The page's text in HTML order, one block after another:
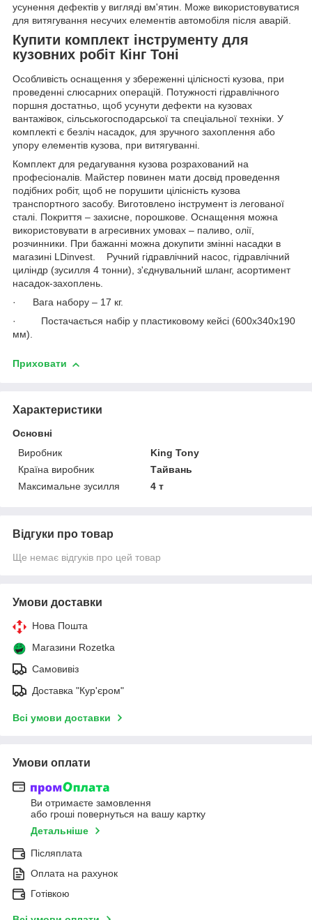
усунення дефектів у вигляді вм'ятин. Може використовуватися
для витягування несучих елементів автомобіля після аварій.
Купити комплект інструменту для
кузовних робіт Кінг Тоні
Особливість оснащення у збереженні цілісності кузова, при
проведенні слюсарних операцій. Потужності гідравлічного
поршня достатньо, щоб усунути дефекти на кузовах
вантажівок, сільськогосподарської та спеціальної техніки. У
комплекті є безліч насадок, для зручного захоплення або
упору елементів кузова, при витягуванні.
Комплект для редагування кузова розрахований на
професіоналів. Майстер повинен мати досвід проведення
подібних робіт, щоб не порушити цілісність кузова
транспортного засобу. Виготовлено інструмент із легованої
сталі. Покриття – захисне, порошкове. Оснащення можна
використовувати в агресивних умовах – паливо, олії,
розчинники. При бажанні можна докупити змінні насадки в
магазині LDinvest. Ручний гідравлічний насос, гідравлічний
циліндр (зусилля 4 тонни), з'єднувальний шланг, асортимент
насадок-захоплень.
· Вага набору – 17 кг.
· Постачається набір у пластиковому кейсі (600х340х190
мм).
Приховати
Характеристики
Основні
Виробник
King Tony
Країна виробник
Тайвань
Максимальне зусилля
4 т
Відгуки про товар
Ще немає відгуків про цей товар
Умови доставки
Нова Пошта
Магазини Rozetka
Самовивіз
Доставка "Кур'єром"
Всі умови доставки
Умови оплати
Ви отримаєте замовлення
або гроші повернуться на вашу картку
Детальніше
Післяплата
Оплата на рахунок
Готівкою